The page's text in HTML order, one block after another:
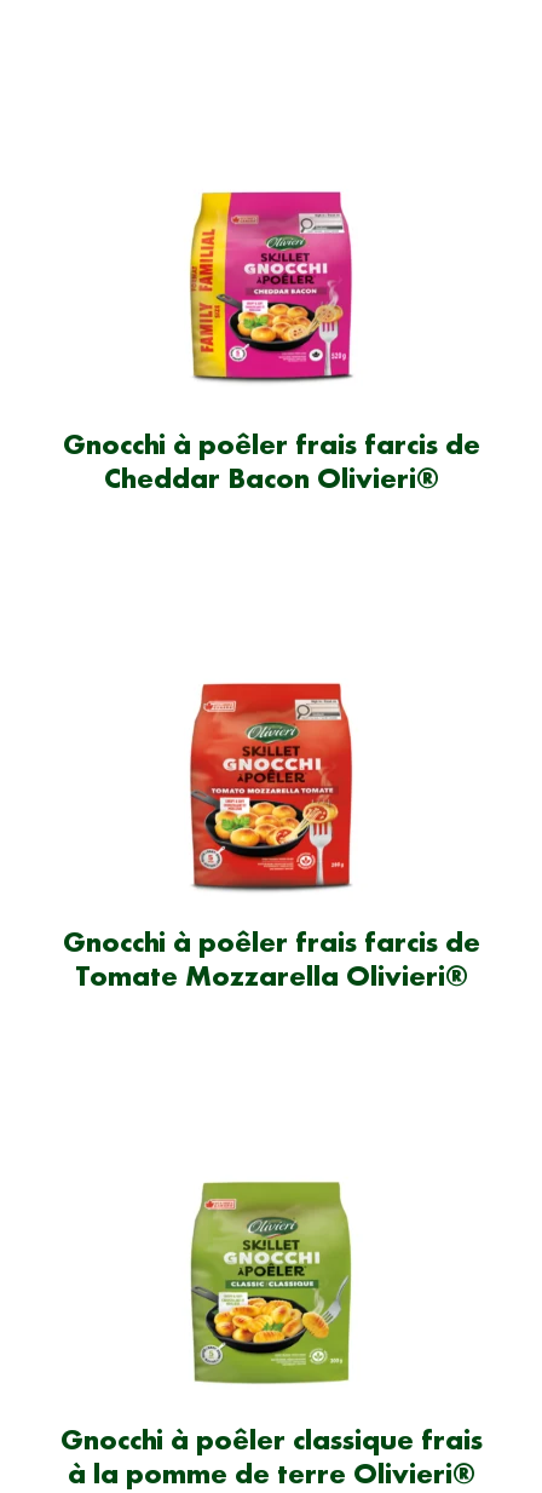
Gnocchi à poêler frais farcis de
Cheddar Bacon Olivieri®
Gnocchi à poêler frais farcis de
Tomate Mozzarella Olivieri®
Gnocchi à poêler classique frais
à la pomme de terre Olivieri®